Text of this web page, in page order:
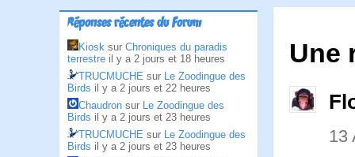
Réponses récentes du Forum
Kiosk sur Chroniques du paradis
terrestre il y a 2 jours et 18 heures
TRUCMUCHE sur Le Zoodingue des
Birds il y a 2 jours et 22 heures
Chaudron sur Le Zoodingue des
Birds il y a 2 jours et 23 heures
TRUCMUCHE sur Le Zoodingue des
Birds il y a 2 jours et 23 heures
Une
13